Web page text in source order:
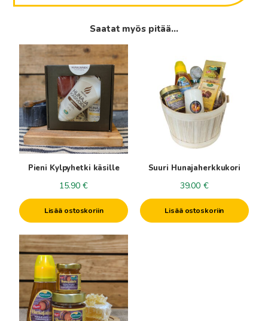
Saatat myös pitää...
Pieni Kylpyhetki käsille
15.90 €
Lisää ostoskoriin
Suuri Hunajaherkkukori
39.00 €
Lisää ostoskoriin
Tällä
tuotteella
on
useampi
muunnelma.
Voit